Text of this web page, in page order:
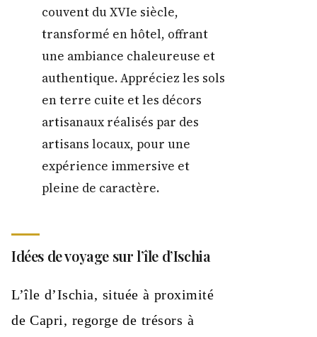
couvent du XVIe siècle,
transformé en hôtel, offrant
une ambiance chaleureuse et
authentique. Appréciez les sols
en terre cuite et les décors
artisanaux réalisés par des
artisans locaux, pour une
expérience immersive et
pleine de caractère.
Idées de voyage sur l’île d’Ischia
L’île d’Ischia, située à proximité
de Capri, regorge de trésors à